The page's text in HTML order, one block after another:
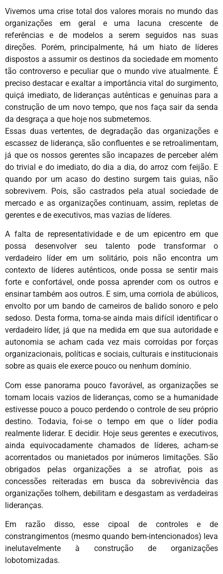
Vivemos uma crise total dos valores morais no mundo das
organizações em geral e uma lacuna crescente de
referências e de modelos a serem seguidos nas suas
direções. Porém, principalmente, há um hiato de líderes
dispostos a assumir os destinos da sociedade em momento
tão controverso e peculiar que o mundo vive atualmente. É
preciso destacar e exaltar a importância vital do surgimento,
quiçá imediato, de lideranças autênticas e genuínas para a
construção de um novo tempo, que nos faça sair da senda
da desgraça a que hoje nos submetemos.
Essas duas vertentes, de degradação das organizações e
escassez de liderança, são confluentes e se retroalimentam,
já que os nossos gerentes são incapazes de perceber além
do trivial e do imediato, do dia a dia, do arroz com feijão. E
quando por um acaso do destino surgem tais guias, não
sobrevivem. Pois, são castrados pela atual sociedade de
mercado e as organizações continuam, assim, repletas de
gerentes e de executivos, mas vazias de líderes.
A falta de representatividade e de um epicentro em que
possa desenvolver seu talento pode transformar o
verdadeiro líder em um solitário, pois não encontra um
contexto de líderes autênticos, onde possa se sentir mais
forte e confortável, onde possa aprender com os outros e
ensinar também aos outros. E sim, uma corriola de abúlicos,
envolto por um bando de carneiros de balido sonoro e pelo
sedoso. Desta forma, torna-se ainda mais difícil identificar o
verdadeiro líder, já que na medida em que sua autoridade e
autonomia se acham cada vez mais corroídas por forças
organizacionais, políticas e sociais, culturais e institucionais
sobre as quais ele exerce pouco ou nenhum domínio.
Com esse panorama pouco favorável, as organizações se
tornam locais vazios de lideranças, como se a humanidade
estivesse pouco a pouco perdendo o controle de seu próprio
destino. Todavia, foi-se o tempo em que o líder podia
realmente liderar. E decidir. Hoje seus gerentes e executivos,
ainda equivocadamente chamados de líderes, acham-se
acorrentados ou manietados por inúmeros limitações. São
obrigados pelas organizações a se atrofiar, pois as
concessões reiteradas em busca da sobrevivência das
organizações tolhem, debilitam e desgastam as verdadeiras
lideranças.
Em razão disso, esse cipoal de controles e de
constrangimentos (mesmo quando bem-intencionados) leva
inelutavelmente à construção de organizações
lobotomizadas.